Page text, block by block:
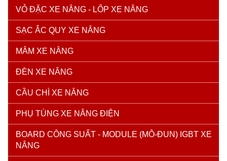
VỎ ĐẶC XE NÂNG - LỐP XE NÂNG
SẠC ẮC QUY XE NÂNG
MÂM XE NÂNG
ĐÈN XE NÂNG
CẦU CHÌ XE NÂNG
PHỤ TÙNG XE NÂNG ĐIỆN
BOARD CÔNG SUẤT - MODULE (MÔ-ĐUN) IGBT XE
NÂNG